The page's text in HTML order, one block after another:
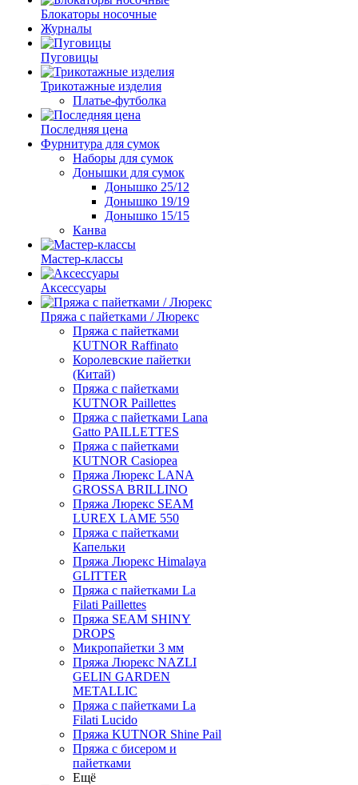
Блокаторы носочные
Журналы
Пуговицы
Трикотажные изделия
Платье-футболка
Последняя цена
Фурнитура для сумок
Наборы для сумок
Донышки для сумок
Донышко 25/12
Донышко 19/19
Донышко 15/15
Канва
Мастер-классы
Аксессуары
Пряжа с пайетками / Люрекс
Пряжа с пайетками
KUTNOR Raffinato
Королевские пайетки
(Китай)
Пряжа с пайетками
KUTNOR Paillettes
Пряжа с пайетками Lana
Gatto PAILLETTES
Пряжа с пайетками
KUTNOR Casiopea
Пряжа Люрекс LANA
GROSSA BRILLINO
Пряжа Люрекс SEAM
LUREX LAME 550
Пряжа с пайетками
Капельки
Пряжа Люрекс Himalaya
GLITTER
Пряжа с пайетками La
Filati Paillettes
Пряжа SEAM SHINY
DROPS
Микропайетки 3 мм
Пряжа Люрекс NAZLI
GELIN GARDEN
METALLIC
Пряжа с пайетками La
Filati Lucido
Пряжа KUTNOR Shine Pail
Пряжа с бисером и
пайетками
Ещё